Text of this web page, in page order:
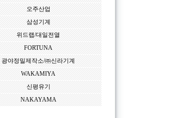
오주산업
삼성기계
위드랩/대일전열
FORTUNA
광야정밀제작소/㈜신라기계
WAKAMIYA
신평유기
NAKAYAMA